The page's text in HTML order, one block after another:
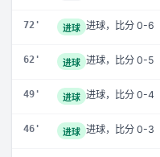
72' 进球 进球，比分 0-6
62' 进球 进球，比分 0-5
49' 进球 进球，比分 0-4
46' 进球 进球，比分 0-3